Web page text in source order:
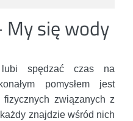
My się wody
lubi spędzać czas na
pomysłem jest
fizycznych związanych z
znajdzie wśród nich